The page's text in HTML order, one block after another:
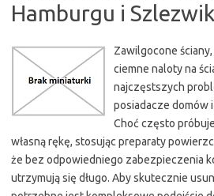
Hamburgu i
Zawilgocone
ciemne naloty na
najczęstszych
posiadacze domów
Choć często
własną rękę, stosując preparaty
że bez odpowiedniego zabezpieczenia
utrzymują się długo. Aby skutecznie